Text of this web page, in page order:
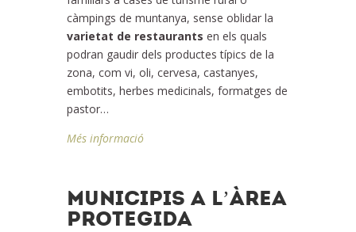
càmpings de muntanya, sense oblidar la
varietat de restaurants en els quals
podran gaudir dels productes típics de la
zona, com vi, oli, cervesa, castanyes,
embotits, herbes medicinals, formatges de
pastor…
Més informació
MUNICIPIS A L’ÀREA
PROTEGIDA